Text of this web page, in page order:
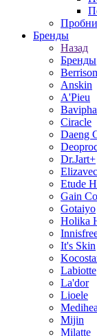
Бренды
Назад
Бренды
Anskin
A'Pieu
Ciracle
Daeng
Dr.Jart+
Etude
Gain
Gotaiyo
Holika
It's Skin
Labiotte
La'dor
Lioele
Mijin
Milatte